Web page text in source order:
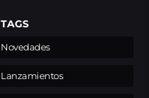
TAGS
Novedades
Lanzamientos